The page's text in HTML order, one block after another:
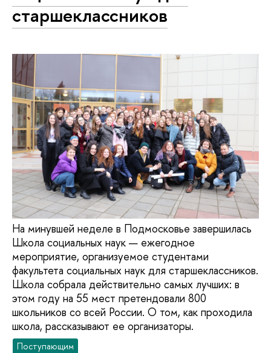
старшеклассников
На минувшей неделе в Подмосковье завершилась
Школа социальных наук — ежегодное
мероприятие, организуемое студентами
факультета социальных наук для старшеклассников.
Школа собрала действительно самых лучших: в
этом году на 55 мест претендовали 800
школьников со всей России. О том, как проходила
школа, рассказывают ее организаторы.
Поступающим